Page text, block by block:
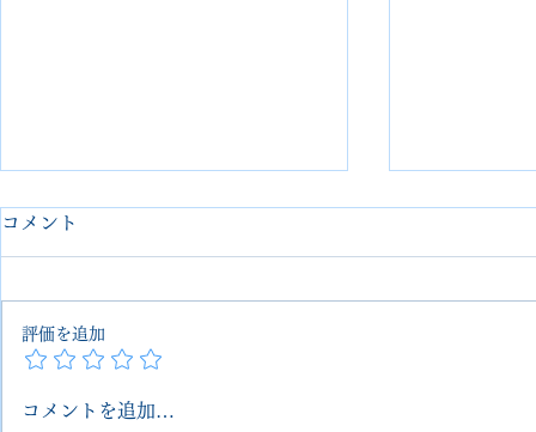
HERMES ベアン｜ステッチ
コメント
評価を追加
コメントを追加…